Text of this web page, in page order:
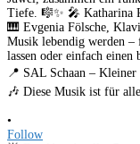
•
Follow